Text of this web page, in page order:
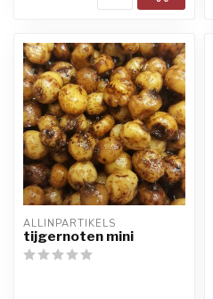
ALLINPARTIKELS
tijgernoten mini